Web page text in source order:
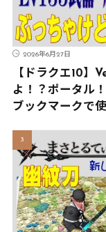
2026年6月27日
【ドラクエ10】
よ！？ポータル
ブックマークで